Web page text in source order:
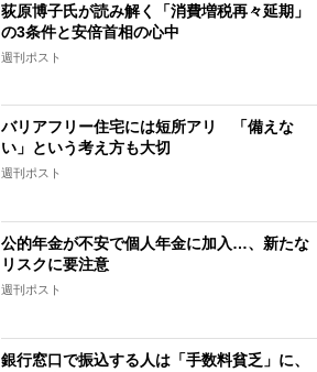
荻原博子氏が読み解く「消費増税再々延期」
の3条件と安倍首相の心中
週刊ポスト
バリアフリー住宅には短所アリ 「備えな
い」という考え方も大切
週刊ポスト
公的年金が不安で個人年金に加入…、新たな
リスクに要注意
週刊ポスト
銀行窓口で振込する人は「手数料貧乏」に、